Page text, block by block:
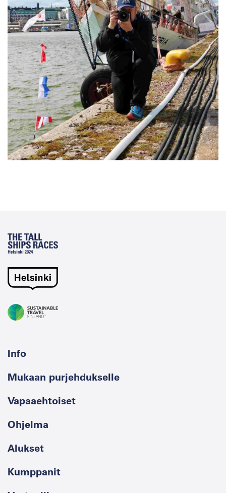
Info
Mukaan purjehdukselle
Vapaaehtoiset
Ohjelma
Alukset
Kumppanit